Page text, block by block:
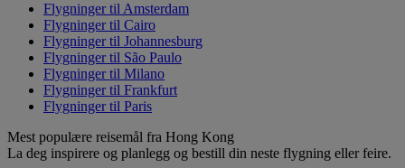
Flygninger til Amsterdam
Flygninger til Cairo
Flygninger til Johannesburg
Flygninger til São Paulo
Flygninger til Milano
Flygninger til Frankfurt
Flygninger til Paris
Mest populære reisemål fra Hong Kong
La deg inspirere og planlegg og bestill din neste flygning eller feire.